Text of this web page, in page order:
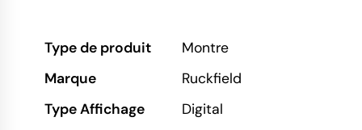
Type de produit
Montre
Marque
Ruckfield
Type Affichage
Digital